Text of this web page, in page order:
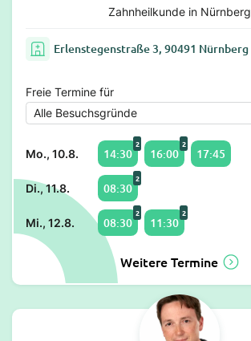
Zahnheilkunde in Nürnberg
Erlenstegenstraße 3, 90491 Nürnberg
Freie Termine für
Mo., 10.8. 14:30
2
16:00
2
17:45
Di., 11.8. 08:30
2
Mi., 12.8. 08:30
2
11:30
2
Weitere Termine